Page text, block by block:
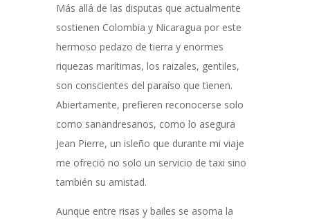
Más allá de las disputas que actualmente
sostienen Colombia y Nicaragua por este
hermoso pedazo de tierra y enormes
riquezas marítimas, los raizales, gentiles,
son conscientes del paraíso que tienen.
Abiertamente, prefieren reconocerse solo
como sanandresanos, como lo asegura
Jean Pierre, un isleño que durante mi viaje
me ofreció no solo un servicio de taxi sino
también su amistad.
Aunque entre risas y bailes se asoma la